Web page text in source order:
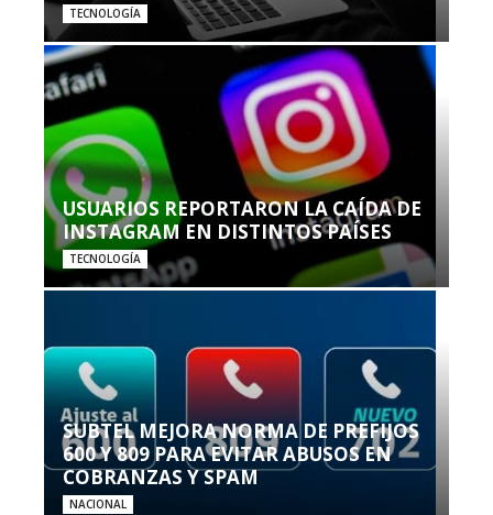
TECNOLOGÍA
USUARIOS REPORTARON LA CAÍDA DE
INSTAGRAM EN DISTINTOS PAÍSES
TECNOLOGÍA
SUBTEL MEJORA NORMA DE PREFIJOS
600 Y 809 PARA EVITAR ABUSOS EN
COBRANZAS Y SPAM
NACIONAL